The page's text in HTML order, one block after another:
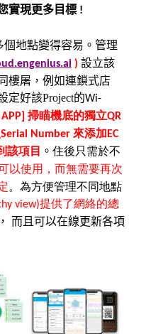
實現更多目標 !
個地點變得容易。管理
) 設立該
樓屠，例如連鎖式店
定好該Project的Wi-
掃瞄機底的獨立QR
Serial Number 來添加 EC
該項目 。 住後只需於不
以使用，而無需要再次
。為方便管理不同地點
view)提供了網絡的總
而且可以在線更新各項